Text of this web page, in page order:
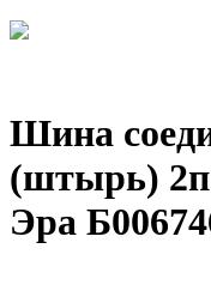
Шина
(штырь) 2п
Эра